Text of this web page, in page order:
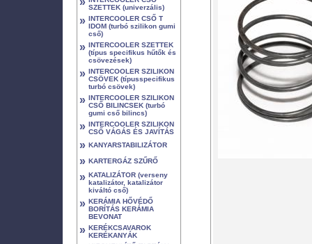
SZETTEK (univerzális)
» INTERCOOLER CSŐ T
IDOM (turbó szilikon gumi
cső)
» INTERCOOLER SZETTEK
(típus specifikus hűtők és
csövezések)
» INTERCOOLER SZILIKON
CSÖVEK (típusspecifikus
turbó csövek)
» INTERCOOLER SZILIKON
CSŐ BILINCSEK (turbó
gumi cső bilincs)
» INTERCOOLER SZILIKON
CSŐ VÁGÁS ÉS JAVÍTÁS
» KANYARSTABILIZÁTOR
» KARTERGÁZ SZŰRŐ
» KATALIZÁTOR (verseny
katalizátor, katalizátor
kiváltó cső)
» KERÁMIA HŐVÉDŐ
BORÍTÁS KERÁMIA
BEVONAT
» KERÉKCSAVAROK
KERÉKANYÁK